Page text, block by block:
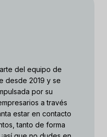
del equipo de
desde 2019 y se
por su
a través
estar en contacto
tanto de forma